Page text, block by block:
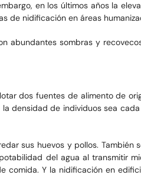
en los últimos años la
de nidificación en áreas
sombras y
dos fuentes de alimento de
densidad de individuos sea
sus huevos y pollos.
del agua al transmitir
Y la nidificación en